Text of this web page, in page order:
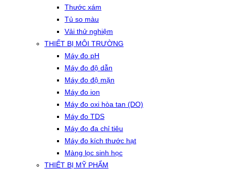
Thước xám
Tủ so màu
Vải thử nghiệm
THIẾT BỊ MÔI TRƯỜNG
Máy đo pH
Máy đo độ dẫn
Máy đo độ mặn
Máy đo ion
Máy đo oxi hòa tan (DO)
Máy đo TDS
Máy đo đa chỉ tiêu
Máy đo kích thước hạt
Màng lọc sinh học
THIẾT BỊ MỸ PHẨM